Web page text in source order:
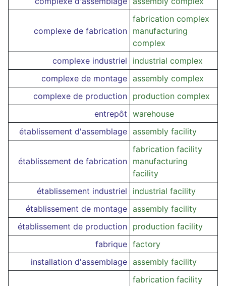
complexe de fabrication
fabrication complex
manufacturing
complex
complexe industriel
industrial complex
complexe de montage assembly complex
complexe de production production complex
entrepôt warehouse
établissement d'assemblage assembly facility
établissement de fabrication
fabrication facility
manufacturing
facility
établissement industriel
industrial facility
établissement de montage assembly facility
établissement de production production facility
fabrique factory
installation d'assemblage assembly facility
fabrication facility